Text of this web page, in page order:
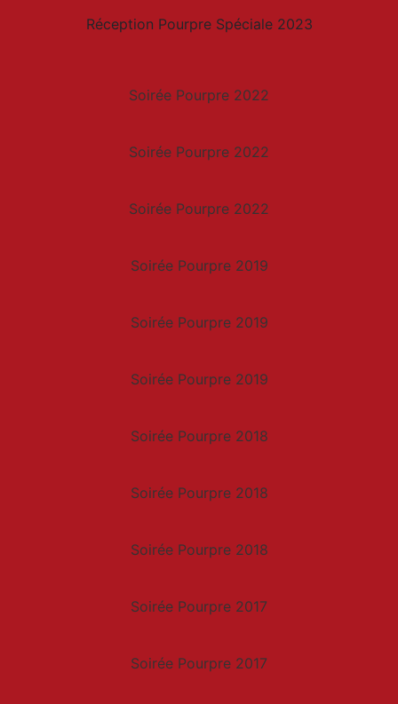
Réception Pourpre Spéciale 2023
Soirée Pourpre 2022
Soirée Pourpre 2022
Soirée Pourpre 2022
Soirée Pourpre 2019
Soirée Pourpre 2019
Soirée Pourpre 2019
Soirée Pourpre 2018
Soirée Pourpre 2018
Soirée Pourpre 2018
Soirée Pourpre 2017
Soirée Pourpre 2017